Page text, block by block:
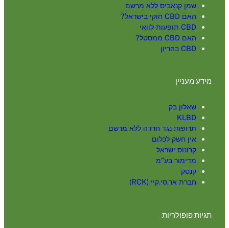
שמן קנאביס ללא מרשם
האם CBD חוקי בישראל?
CBD תופעות לוואי
האם CBD ממסטל?
CBD בהריון
מידע מעניין
שאלון בק
KLBD
תרופות נגד חרדה ללא מרשם
אין חשק לכלום
קרונוס ישראל
מדימור בע”מ
קנטק
חברת אר.סי.קיי (RCK)
תגיות פופולריות